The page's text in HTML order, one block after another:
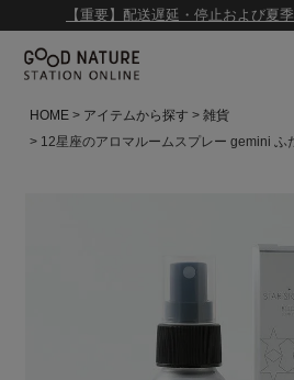
【重要】配送遅延・停止および
HOME アイテムから探す
雑貨
12星座のアロマルームスプレー gemini ふ